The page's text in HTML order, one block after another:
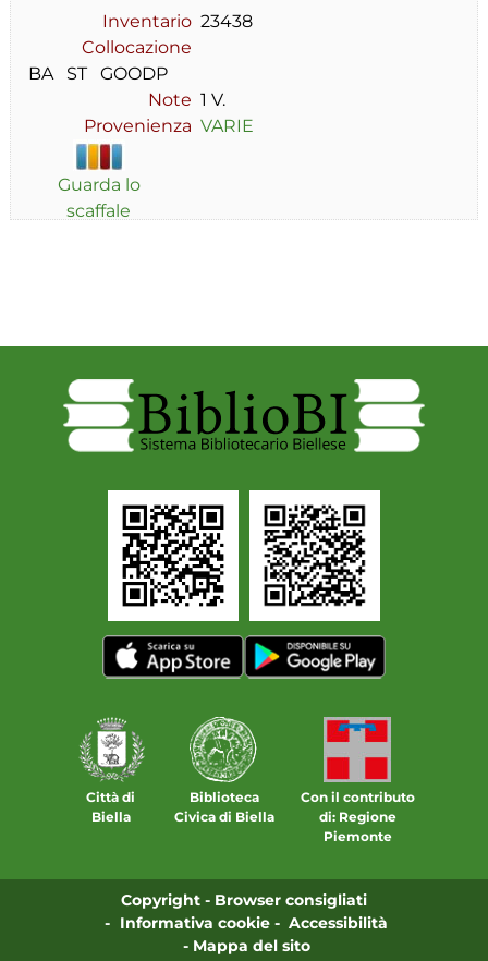
Inventario 23438
Collocazione
BA   ST   GOODP
Note 1 V.
Provenienza VARIE
Guarda lo
scaffale
Città di
Biella
Biblioteca
Civica di Biella
Con il contributo
di: Regione
Piemonte
Copyright
Browser consigliati
Informativa cookie
Accessibilità
Mappa del sito